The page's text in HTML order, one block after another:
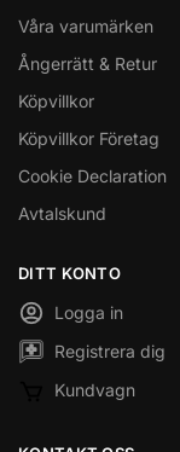
Våra varumärken
Ångerrätt & Retur
Köpvillkor
Köpvillkor Företag
Cookie Declaration
Avtalskund
DITT KONTO
Logga in
Registrera dig
Kundvagn